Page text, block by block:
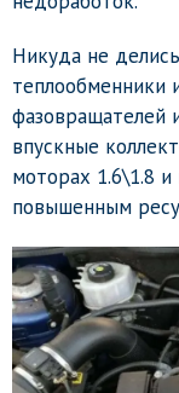
Никуда не
теплообменники
фазовращателей
впускные
моторах 1.6\1.8
повышенным